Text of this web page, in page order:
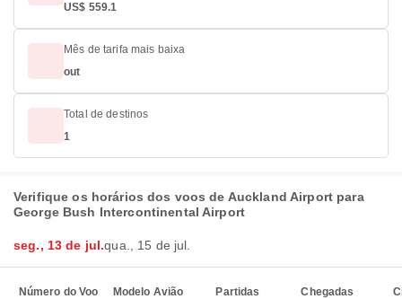
US$ 559.1
Mês de tarifa mais baixa
out
Total de destinos
1
Verifique os horários dos voos de Auckland Airport para
George Bush Intercontinental Airport
seg., 13 de jul.qua., 15 de jul.
Número do Voo Modelo Avião Partidas Chegadas